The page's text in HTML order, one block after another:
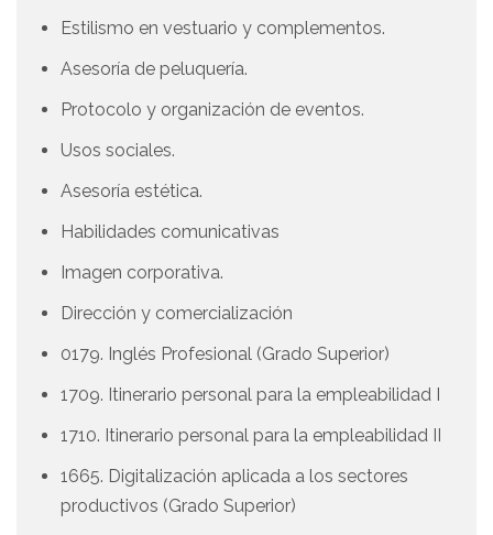
Estilismo en vestuario y complementos.
Asesoría de peluquería.
Protocolo y organización de eventos.
Usos sociales.
Asesoría estética.
Habilidades comunicativas
Imagen corporativa.
Dirección y comercialización
0179. Inglés Profesional (Grado Superior)
1709. Itinerario personal para la empleabilidad I
1710. Itinerario personal para la empleabilidad II
1665. Digitalización aplicada a los sectores
productivos (Grado Superior)